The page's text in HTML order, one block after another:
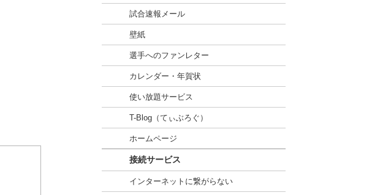
試合速報メール
壁紙
選手へのファンレター
カレンダー・年賀状
使い放題サービス
T-Blog（てぃぶろぐ）
ホームページ
接続サービス
インターネットに繋がらない